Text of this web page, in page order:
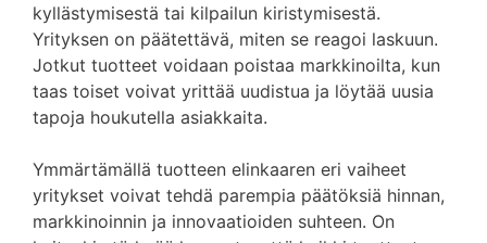
kyllästymisestä tai kilpailun kiristymisestä.
Yrityksen on päätettävä, miten se reagoi laskuun.
Jotkut tuotteet voidaan poistaa markkinoilta, kun
taas toiset voivat yrittää uudistua ja löytää uusia
tapoja houkutella asiakkaita.
Ymmärtämällä tuotteen elinkaaren eri vaiheet
yritykset voivat tehdä parempia päätöksiä hinnan,
markkinoinnin ja innovaatioiden suhteen. On